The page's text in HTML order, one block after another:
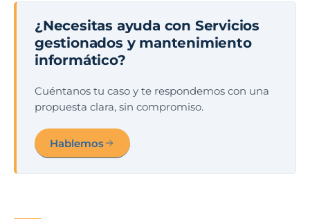
¿Necesitas ayuda con Servicios
gestionados y mantenimiento
informático?
Cuéntanos tu caso y te respondemos con una
propuesta clara, sin compromiso.
Hablemos